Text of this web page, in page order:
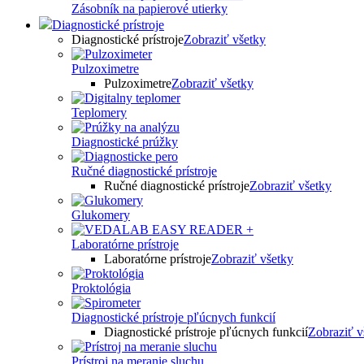
Zásobník na papierové utierky
Diagnostické prístroje
Diagnostické prístrojeZobraziť všetky
Pulzoximetre
PulzoximetreZobraziť všetky
Teplomery
Diagnostické prúžky
Ručné diagnostické prístroje
Ručné diagnostické prístrojeZobraziť všetky
Glukomery
Laboratórne prístroje
Laboratórne prístrojeZobraziť všetky
Proktológia
Diagnostické prístroje pľúcnych funkcií
Diagnostické prístroje pľúcnych funkciíZobraziť
Prístroj na meranie sluchu